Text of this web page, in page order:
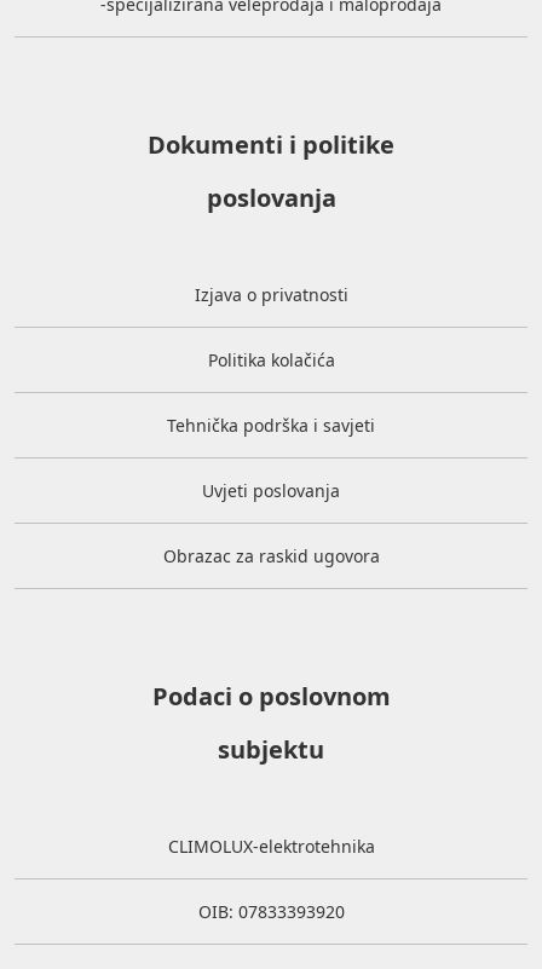
Dokumenti i politike
poslovanja
Izjava o privatnosti
Politika kolačića
Tehnička podrška i savjeti
Uvjeti poslovanja
Obrazac za raskid ugovora
Podaci o poslovnom
subjektu
CLIMOLUX-elektrotehnika
OIB: 07833393920